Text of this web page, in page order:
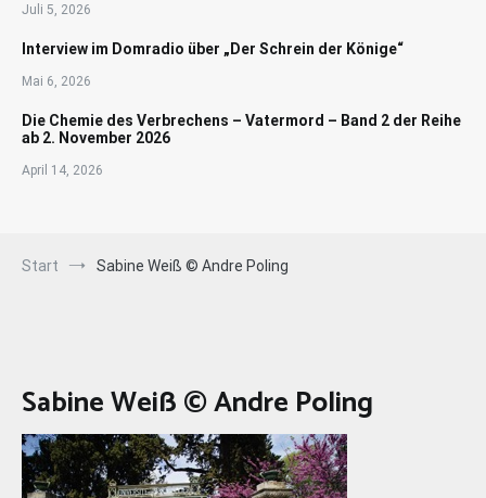
Juli 5, 2026
Interview im Domradio über „Der Schrein der Könige“
Mai 6, 2026
Die Chemie des Verbrechens – Vatermord – Band 2 der Reihe
ab 2. November 2026
April 14, 2026
Start Sabine Weiß © Andre Poling
Sabine Weiß © Andre Poling